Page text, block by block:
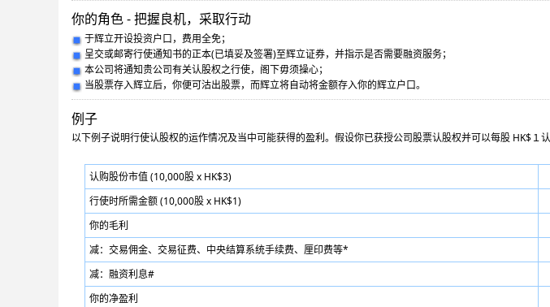
你的角色 - 把握良机，采取行动
于辉立开设投资户口，费用全免；
呈交或邮寄行使通知书的正本(已填妥及签署)至辉立证券，并指示是否需要融资服务；
本公司将通知贵公司有关认股权之行使，阁下毋须操心；
当股票存入辉立后，你便可沽出股票，而辉立将自动将金额存入你的辉立户口。
例子
以下例子说明行使认股权的运作情况及当中可能获得的盈利。假设你已获授公司股票认股权并可以每股 HK$１
认购股份市值 (10,000股 x HK$3)
行使时所需金额 (10,000股 x HK$1)
你的毛利
减：交易佣金、交易征费、中央结算系统手续费、厘印费等*
减：融资利息#
你的净盈利